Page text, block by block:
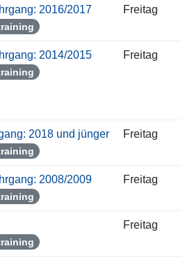
2016/2017 Freitag
2014/2015 Freitag
2018 und jünger Freitag
2008/2009 Freitag
Freitag